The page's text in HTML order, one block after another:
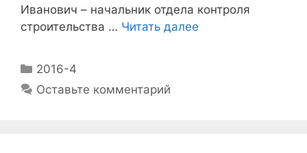
Иванович – начальник отдела контроля
строительства … Читать далее
2016-4
Оставьте комментарий